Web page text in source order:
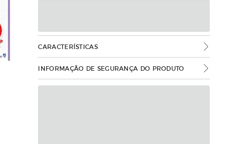
CARACTERÍSTICAS
INFORMAÇÃO DE SEGURANÇA DO PRODUTO